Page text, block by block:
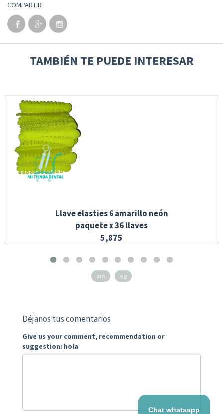
COMPARTIR
TAMBIÉN TE PUEDE INTERESAR
Llave elasties 6 amarillo neón
paquete x 36 llaves
5,875
ant sig
Déjanos tus comentarios
Give us your comment, recommendation or
suggestion: hola
Chat whatsapp